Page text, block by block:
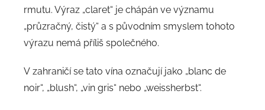
rmutu. Výraz „claret“ je chápán ve významu
„průzračný, čistý“ a s původním smyslem tohoto
výrazu nemá příliš společného.
V zahraničí se tato vína označují jako „blanc de
noir“, „blush“, „vin gris“ nebo „weissherbst“.